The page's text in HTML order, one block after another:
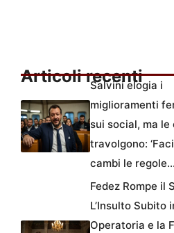
Articoli recenti
Salvini elogia i
miglioramenti
sui social, ma
travolgono:
cambi le
Fedez Rompe il
L’Insulto Subito
Operatoria e la